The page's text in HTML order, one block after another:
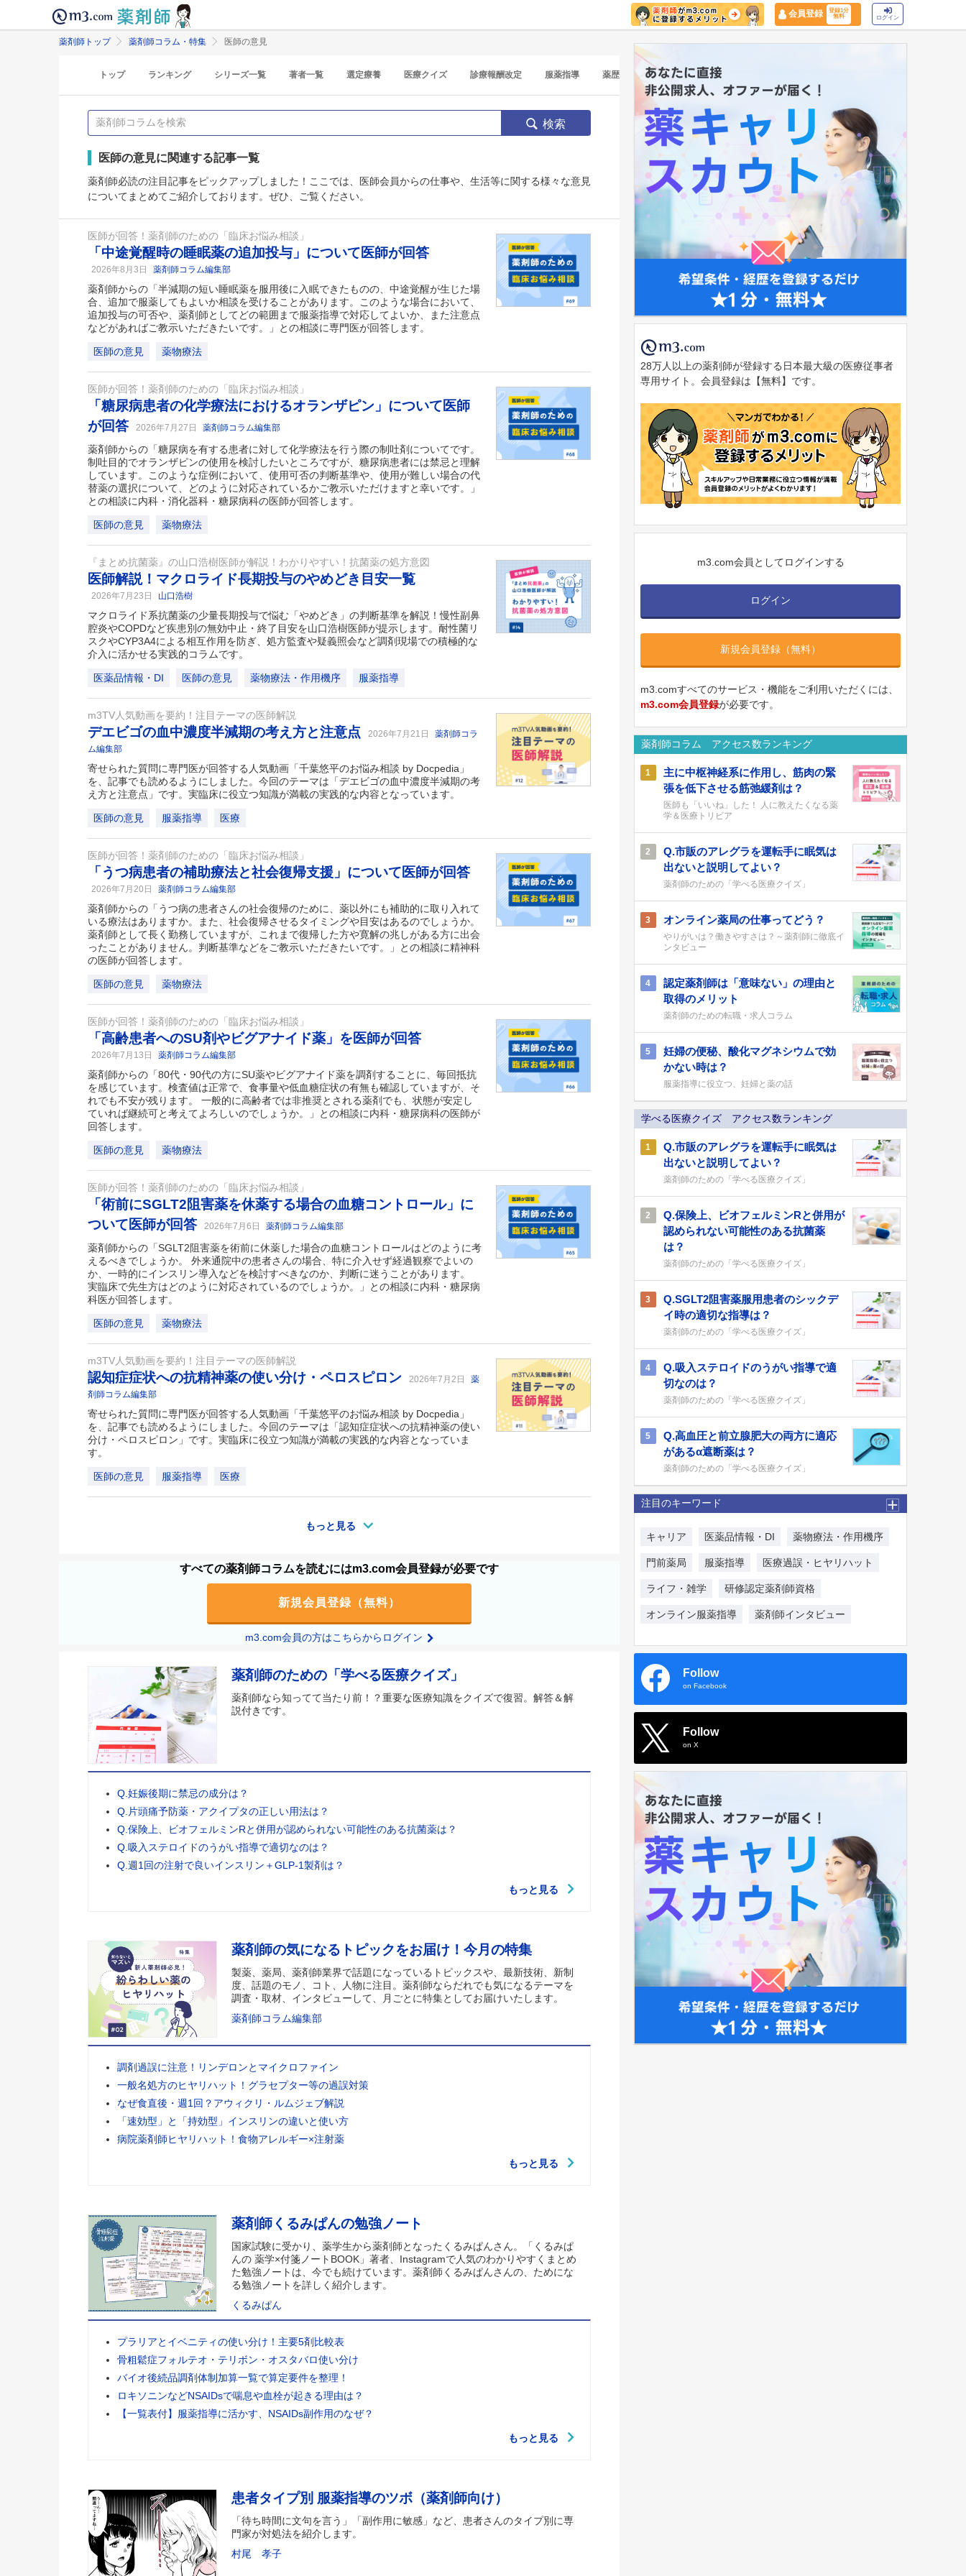
会員登録
登録1分
無料
ログイン
薬剤師トップ 薬剤師コラム・特集 医師の意見
トップ ランキング シリーズ一覧 著者一覧 選定療養 医療クイズ 診療報酬改定 服薬指導 薬歴 マイナ保険証
検索
医師の意見に関連する記事一覧
薬剤師必読の注目記事をピックアップしました！ここでは、医師会員からの仕事や、生活等に関する様々な意見
についてまとめてご紹介しております。ぜひ、ご覧ください。
医師が回答！薬剤師のための「臨床お悩み相談」
「中途覚醒時の睡眠薬の追加投与」について医師が回答
2026年8月3日 薬剤師コラム編集部
薬剤師からの「半減期の短い睡眠薬を服用後に入眠できたものの、中途覚醒が生じた場
合、追加で服薬してもよいか相談を受けることがあります。このような場合において、
追加投与の可否や、薬剤師としてどの範囲まで服薬指導で対応してよいか、また注意点
などがあればご教示いただきたいです。」との相談に専門医が回答します。
医師の意見 薬物療法
医師が回答！薬剤師のための「臨床お悩み相談」
「糖尿病患者の化学療法におけるオランザピン」について医師
が回答
2026年7月27日 薬剤師コラム編集部
薬剤師からの「糖尿病を有する患者に対して化学療法を行う際の制吐剤についてです。
制吐目的でオランザピンの使用を検討したいところですが、糖尿病患者には禁忌と理解
しています。このような症例において、使用可否の判断基準や、使用が難しい場合の代
替薬の選択について、どのように対応されているかご教示いただけますと幸いです。」
との相談に内科・消化器科・糖尿病科の医師が回答します。
医師の意見 薬物療法
『まとめ抗菌薬』の山口浩樹医師が解説！わかりやすい！抗菌薬の処方意図
医師解説！マクロライド長期投与のやめどき目安一覧
2026年7月23日 山口浩樹
マクロライド系抗菌薬の少量長期投与で悩む「やめどき」の判断基準を解説！慢性副鼻
腔炎やCOPDなど疾患別の無効中止・終了目安を山口浩樹医師が提示します。耐性菌リ
スクやCYP3A4による相互作用を防ぎ、処方監査や疑義照会など調剤現場での積極的な
介入に活かせる実践的コラムです。
医薬品情報・DI 医師の意見 薬物療法・作用機序 服薬指導
m3TV人気動画を要約！注目テーマの医師解説
デエビゴの血中濃度半減期の考え方と注意点 2026年7月21日
薬剤師コラ
ム編集部
寄せられた質問に専門医が回答する人気動画「千葉悠平のお悩み相談 by Docpedia」
を、記事でも読めるようにしました。今回のテーマは「デエビゴの血中濃度半減期の考
え方と注意点」です。実臨床に役立つ知識が満載の実践的な内容となっています。
医師の意見 服薬指導 医療
医師が回答！薬剤師のための「臨床お悩み相談」
「うつ病患者の補助療法と社会復帰支援」について医師が回答
2026年7月20日 薬剤師コラム編集部
薬剤師からの「うつ病の患者さんの社会復帰のために、薬以外にも補助的に取り入れて
いる療法はありますか。また、社会復帰させるタイミングや目安はあるのでしょうか。
薬剤師として長く勤務していますが、これまで復帰した方や寛解の兆しがある方に出会
ったことがありません。判断基準などをご教示いただきたいです。」との相談に精神科
の医師が回答します。
医師の意見 薬物療法
医師が回答！薬剤師のための「臨床お悩み相談」
「高齢患者へのSU剤やビグアナイド薬」を医師が回答
2026年7月13日 薬剤師コラム編集部
薬剤師からの「80代・90代の方にSU薬やビグアナイド薬を調剤することに、毎回抵抗
を感じています。検査値は正常で、食事量や低血糖症状の有無も確認していますが、そ
れでも不安が残ります。 一般的に高齢者では非推奨とされる薬剤でも、状態が安定し
ていれば継続可と考えてよろしいのでしょうか。」との相談に内科・糖尿病科の医師が
回答します。
医師の意見 薬物療法
医師が回答！薬剤師のための「臨床お悩み相談」
「術前にSGLT2阻害薬を休薬する場合の血糖コントロール」に
ついて医師が回答
2026年7月6日 薬剤師コラム編集部
薬剤師からの「SGLT2阻害薬を術前に休薬した場合の血糖コントロールはどのように考
えるべきでしょうか。 外来通院中の患者さんの場合、特に介入せず経過観察でよいの
か、一時的にインスリン導入などを検討すべきなのか、判断に迷うことがあります。
実臨床で先生方はどのように対応されているのでしょうか。」との相談に内科・糖尿病
科医が回答します。
医師の意見 薬物療法
m3TV人気動画を要約！注目テーマの医師解説
認知症症状への抗精神薬の使い分け・ペロスピロン 2026年7月2日
薬
剤師コラム編集部
寄せられた質問に専門医が回答する人気動画「千葉悠平のお悩み相談 by Docpedia」
を、記事でも読めるようにしました。今回のテーマは「認知症症状への抗精神薬の使い
分け・ペロスピロン」です。実臨床に役立つ知識が満載の実践的な内容となっていま
す。
医師の意見 服薬指導 医療
もっと見る
すべての薬剤師コラムを読むにはm3.com会員登録が必要です
新規会員登録（無料）
m3.com会員の方はこちらからログイン
薬剤師のための「学べる医療クイズ」
薬剤師なら知ってて当たり前！？重要な医療知識をクイズで復習。解答＆解
説付きです。
Q.妊娠後期に禁忌の成分は？
Q.片頭痛予防薬・アクイプタの正しい用法は？
Q.保険上、ビオフェルミンRと併用が認められない可能性のある抗菌薬は？
Q.吸入ステロイドのうがい指導で適切なのは？
Q.週1回の注射で良いインスリン＋GLP-1製剤は？
もっと見る
薬剤師の気になるトピックをお届け！今月の特集
製薬、薬局、薬剤師業界で話題になっているトピックスや、最新技術、新制
度、話題のモノ、コト、人物に注目。薬剤師ならだれでも気になるテーマを
調査・取材、インタビューして、月ごとに特集としてお届けいたします。
薬剤師コラム編集部
調剤過誤に注意！リンデロンとマイクロファイン
一般名処方のヒヤリハット！グラセプター等の過誤対策
なぜ食直後・週1回？アウィクリ・ルムジェブ解説
「速効型」と「持効型」インスリンの違いと使い方
病院薬剤師ヒヤリハット！食物アレルギー×注射薬
もっと見る
薬剤師くるみぱんの勉強ノート
国家試験に受かり、薬学生から薬剤師となったくるみぱんさん。「くるみぱ
んの 薬学×付箋ノートBOOK」著者、Instagramで人気のわかりやすくまとめ
た勉強ノートは、今でも続けています。薬剤師くるみぱんさんの、ためにな
る勉強ノートを詳しく紹介します。
くるみぱん
プラリアとイベニティの使い分け！主要5剤比較表
骨粗鬆症フォルテオ・テリボン・オスタバロ使い分け
バイオ後続品調剤体制加算一覧で算定要件を整理！
ロキソニンなどNSAIDsで喘息や血栓が起きる理由は？
【一覧表付】服薬指導に活かす、NSAIDs副作用のなぜ？
もっと見る
患者タイプ別 服薬指導のツボ（薬剤師向け）
「待ち時間に文句を言う」「副作用に敏感」など、患者さんのタイプ別に専
門家が対処法を紹介します。
村尾 孝子
28万人以上の薬剤師が登録する日本最大級の医療従事者
専用サイト。会員登録は【無料】です。
m3.com会員としてログインする
ログイン
新規会員登録（無料）
m3.comすべてのサービス・機能をご利用いただくには、
m3.com会員登録が必要です。
薬剤師コラム アクセス数ランキング
1
主に中枢神経系に作用し、筋肉の緊
張を低下させる筋弛緩剤は？
医師も「いいね」した！ 人に教えたくなる薬
学＆医療トリビア
2
Q.市販のアレグラを運転手に眠気は
出ないと説明してよい？
薬剤師のための「学べる医療クイズ」
3 オンライン薬局の仕事ってどう？
やりがいは？働きやすさは？～薬剤師に徹底イ
ンタビュー
4
認定薬剤師は「意味ない」の理由と
取得のメリット
薬剤師のための転職・求人コラム
5
妊婦の便秘、酸化マグネシウムで効
かない時は？
服薬指導に役立つ、妊婦と薬の話
学べる医療クイズ アクセス数ランキング
1
Q.市販のアレグラを運転手に眠気は
出ないと説明してよい？
薬剤師のための「学べる医療クイズ」
2
Q.保険上、ビオフェルミンRと併用が
認められない可能性のある抗菌薬
は？
薬剤師のための「学べる医療クイズ」
3
Q.SGLT2阻害薬服用患者のシックデ
イ時の適切な指導は？
薬剤師のための「学べる医療クイズ」
4
Q.吸入ステロイドのうがい指導で適
切なのは？
薬剤師のための「学べる医療クイズ」
5
Q.高血圧と前立腺肥大の両方に適応
があるα遮断薬は？
薬剤師のための「学べる医療クイズ」
注目のキーワード
キャリア 医薬品情報・DI 薬物療法・作用機序
門前薬局 服薬指導 医療過誤・ヒヤリハット
ライフ・雑学 研修認定薬剤師資格
オンライン服薬指導 薬剤師インタビュー
Follow
on Facebook
Follow
on X